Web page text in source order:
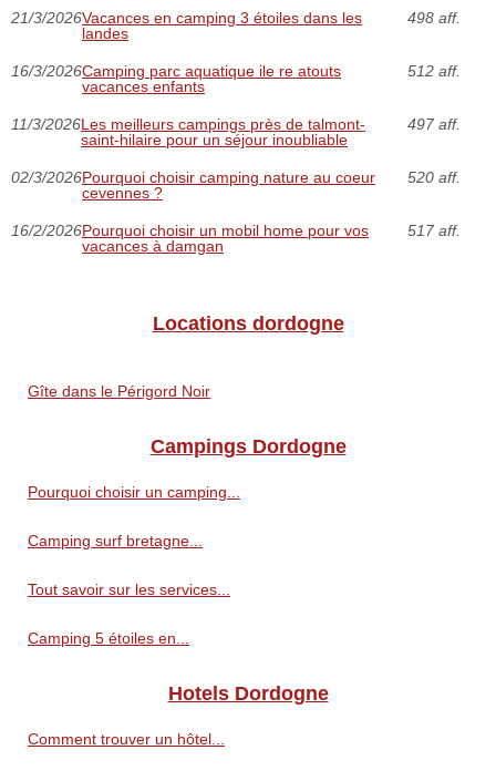
21/3/2026Vacances en camping 3 étoiles dans les
landes
498 aff.
16/3/2026Camping parc aquatique ile re atouts
vacances enfants
512 aff.
11/3/2026Les meilleurs campings près de talmont-
saint-hilaire pour un séjour inoubliable
497 aff.
02/3/2026Pourquoi choisir camping nature au coeur
cevennes ?
520 aff.
16/2/2026Pourquoi choisir un mobil home pour vos
vacances à damgan
517 aff.
Locations dordogne
Gîte dans le Périgord Noir
Campings Dordogne
Pourquoi choisir un camping...
Camping surf bretagne...
Tout savoir sur les services...
Camping 5 étoiles en...
Hotels Dordogne
Comment trouver un hôtel...